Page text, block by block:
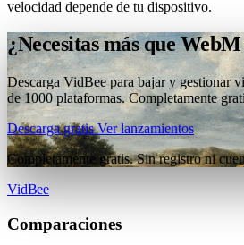
velocidad depende de tu dispositivo.
¿Necesitas más que
Descarga VidBee para bajar y gestionar
de 1000 plataformas. Completamente
Descarga gratisVer lanzamientos
Completamente gratis. Sin registro ni
VidBee
Comparaciones